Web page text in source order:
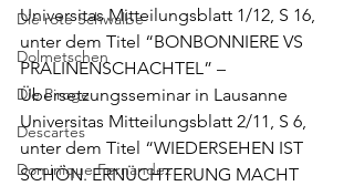
Die rote Schwalbe
Dolmetschen
Die Piroge
Descartes
Dominique Fernandez
Universitas Mitteilungsblatt 1/12, S 16,
unter dem Titel “BONBONNIERE VS
PRALINENSCHACHTEL” –
Übersetzungsseminar in Lausanne
Universitas Mitteilungsblatt 2/11, S 6,
unter dem Titel “WIEDERSEHEN IST
SCHÖN. ERNÜCHTERUNG MACHT